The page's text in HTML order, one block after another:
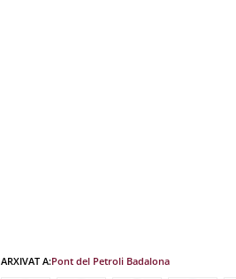
ARXIVAT A:Pont del Petroli Badalona